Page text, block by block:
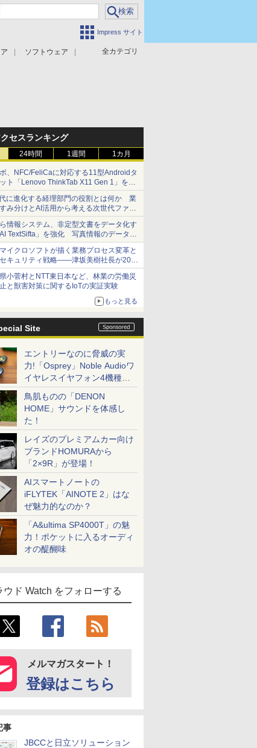
Impress サイト
全カテゴリ
ソフトウェア
セスランキング
24時間 1週間 1カ月
、NFC/FeliCaに対応する11型Androidタ
ト「Lenovo ThinkTab X11 Gen 1」を発
に進化する経理部門の役割とは何か 業
み分けとAI活用から考える次世代ファイ
戦略
情報システム、非定型文書をデータ化す
TextSifta」を強化 写真情報のデータ化
対応
イクロソフトが描く業務プロセス変革と
キュリティ戦略――津坂美樹社長が2027
略を説明
小菅村とNTT東日本など、林業の労働災
と獣害対策に関するIoTの実証実験
もっと見る
Site
エントリーなのに脅威の実
力!「Osprey」Noble Audioワ
イヤレスイヤフォン4機種を
一気に聴く
鳥肌ものの「DENON
HOME」サウンドを体感し
た！
レイズのプレミアムカー向け
ブランドHOMURAから
「2×9R」が登場！
AIスマートノートの
iFLYTEK「AINOTE 2」はな
ぜ魅力的なのか？
「A&ultima SP4000T」の魅
力！ポケットに入るオーディ
オの醍醐味
ウド Watch をフォローする
メルマガスタート！
登録はこちら
事
JBCCと日立ソリューション